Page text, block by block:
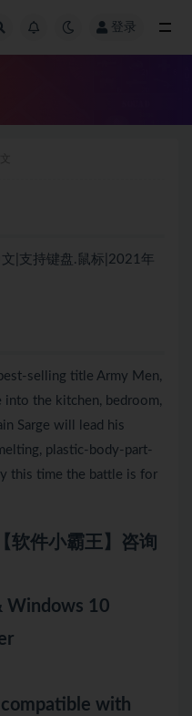
登录
|支持键盘.鼠标|2021年
selling title Army Men,
the kitchen, bedroom,
Sarge will lead his
plastic-body-part-
this time the battle is for
软件小霸王】咨询
Windows 10
with